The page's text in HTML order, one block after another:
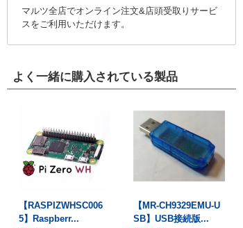
マルツ全店でオンライン注文&店頭受取りサービ
スをご利用いただけます。
よく一緒に購入されている製品
【RASPIZWHSC006
5】Raspberr...
【MR-CH9329EMU-U
SB】USB接続版...